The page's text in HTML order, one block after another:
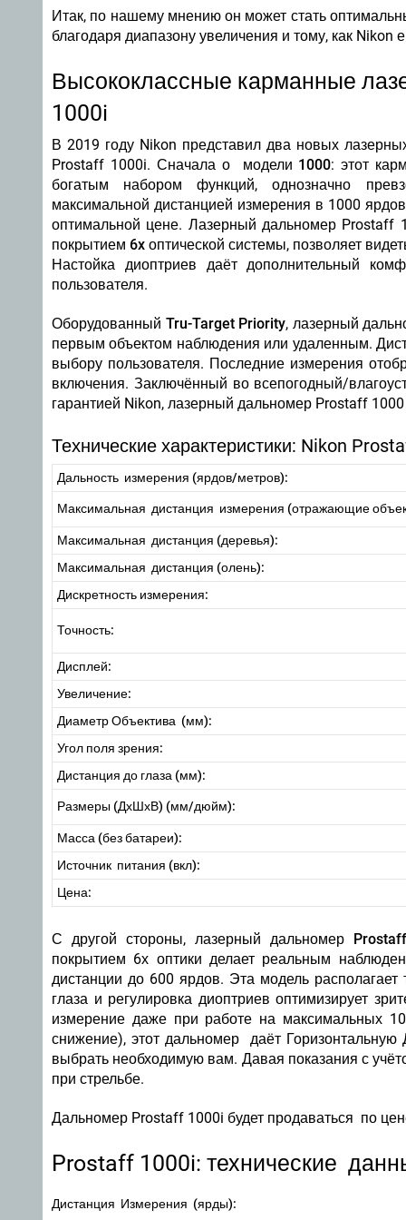
Итак, по нашему мнению он может стать
благодаря диапазону увеличения и тому, как Nikon
Высококлассные карманные
1000i
В 2019 году Nikon представил два новых
Prostaff 1000i. Сначала о модели 1000: этот
богатым набором функций, однозначно
максимальной дистанцией измерения в 1000
оптимальной цене. Лазерный дальномер Prostaff
покрытием 6x оптической системы, позволяет
Настойка диоптриев даёт дополнительный
пользователя.
Оборудованный Tru-Target Priority, лазерный
первым объектом наблюдения или удаленным.
выбору пользователя. Последние измерения
включения. Заключённый во всепогодный/
гарантией Nikon, лазерный дальномер Prostaff
Технические характеристики: Nikon
Дальность измерения (ярдов/метров):
Максимальная дистанция измерения (отражающие
Максимальная дистанция (деревья):
Максимальная дистанция (олень):
Дискретность измерения:
Точность:
Дисплей:
Увеличение:
Диаметр Объектива (мм):
Угол поля зрения:
Дистанция до глаза (мм):
Размеры (ДхШхВ) (мм/дюйм):
Масса (без батареи):
Источник питания (вкл):
Цена:
С другой стороны, лазерный дальномер
покрытием 6х оптики делает реальным
дистанции до 600 ярдов. Эта модель
глаза и регулировка диоптриев оптимизирует
измерение даже при работе на максимальных
снижение), этот дальномер даёт
выбрать необходимую вам. Давая показания с
при стрельбе.
Дальномер Prostaff 1000i будет продаваться по
Prostaff 1000i: технические
Дистанция Измерения (ярды):